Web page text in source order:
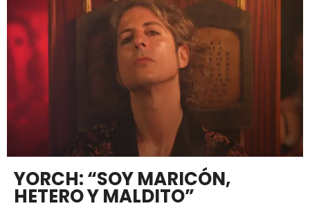
YORCH: “SOY MARICÓN,
HETERO Y MALDITO”